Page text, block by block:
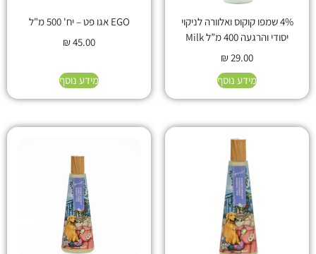
4% שמפו קוקוס ואלוורה לניקוי
יסודי והרגעה 400 מ”ל Milk
₪29.00
מידע נוסף
EGO אגו פט – יח' 500 מ"ל
₪45.00
מידע נוסף